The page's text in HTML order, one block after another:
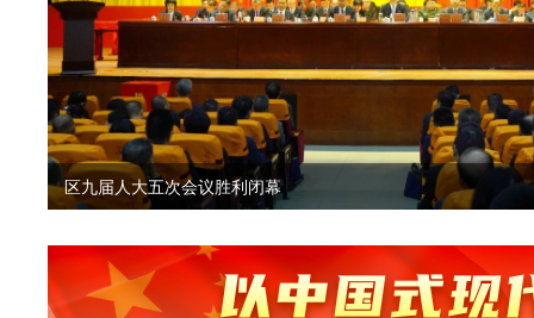
区九届人大五次会议胜利闭幕